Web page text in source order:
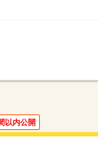
以内公開